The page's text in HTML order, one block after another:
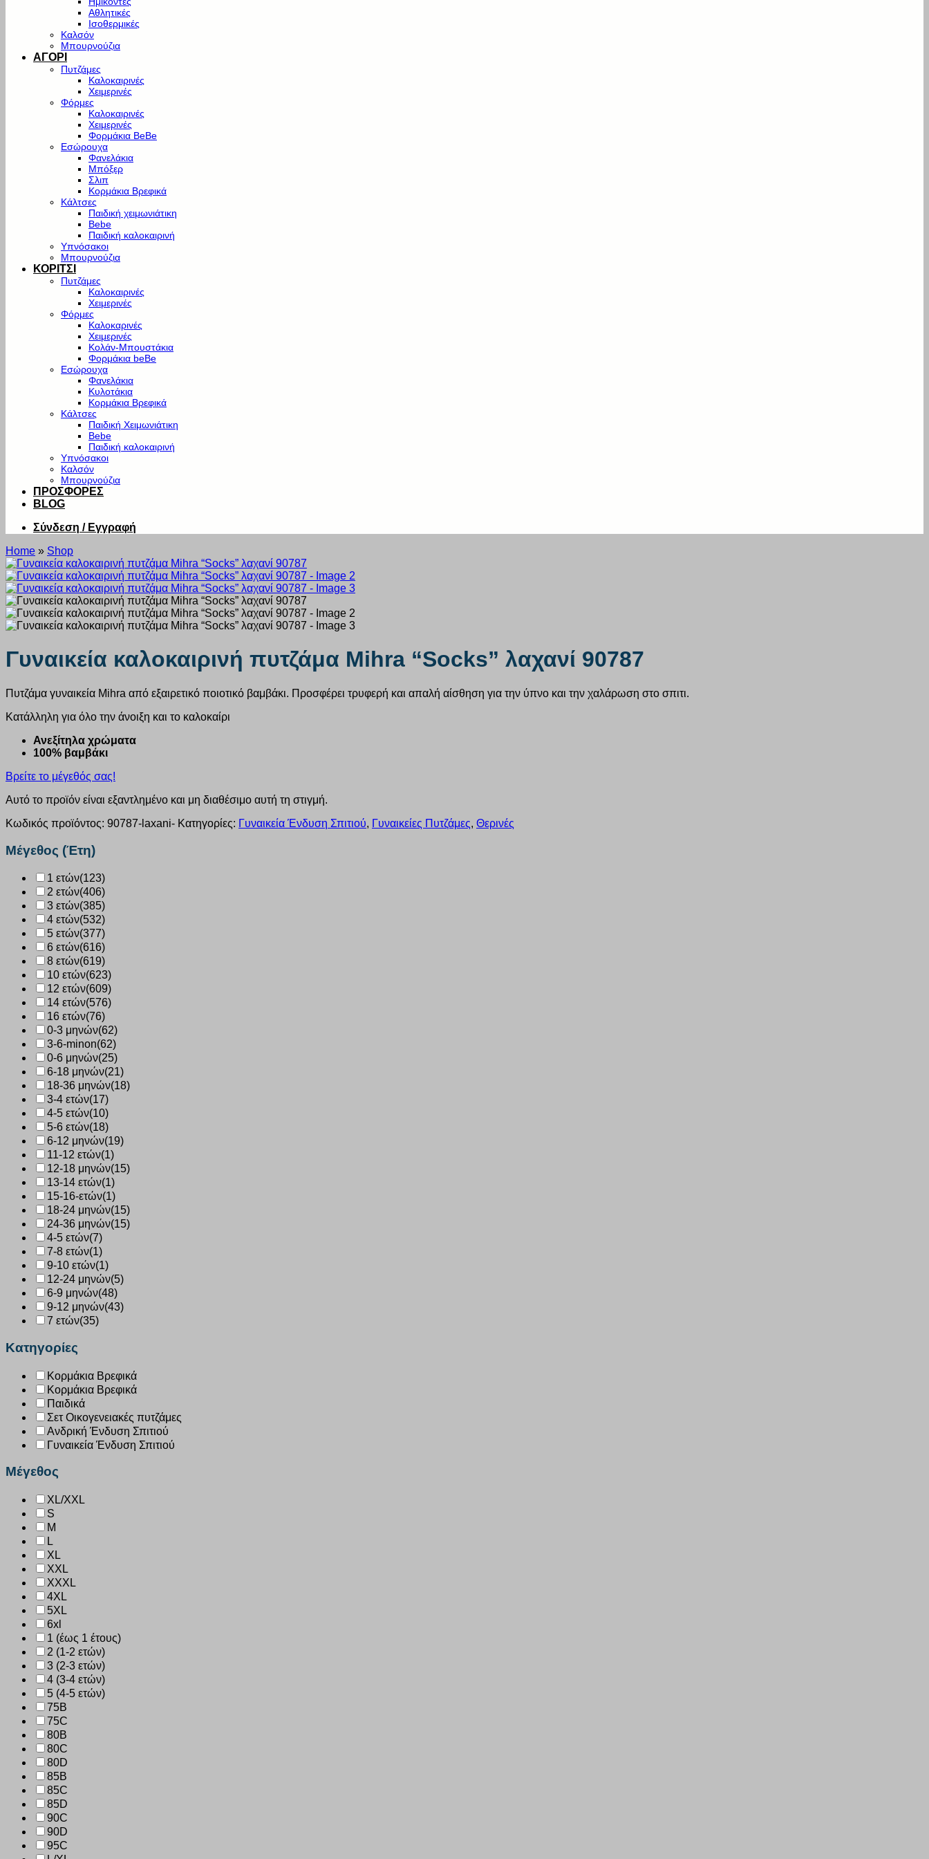
Αθλητικές
Ισοθερμικές
Καλσόν
Μπουρνούζια
ΑΓΟΡΙ
Πυτζάμες
Καλοκαιρινές
Χειμερινές
Φόρμες
Καλοκαιρινές
Χειμερινές
Φορμάκια BeBe
Εσώρουχα
Φανελάκια
Μπόξερ
Σλιπ
Κορμάκια Βρεφικά
Κάλτσες
Παιδική χειμωνιάτικη
Bebe
Παιδική καλοκαιρινή
Υπνόσακοι
Μπουρνούζια
ΚΟΡΙΤΣΙ
Πυτζάμες
Καλοκαιρινές
Χειμερινές
Φόρμες
Καλοκαρινές
Χειμερινές
Κολάν-Μπουστάκια
Φορμάκια beBe
Εσώρουχα
Φανελάκια
Κυλοτάκια
Κορμάκια Βρεφικά
Κάλτσες
Παιδική Χειμωνιάτικη
Bebe
Παιδική καλοκαιρινή
Υπνόσακοι
Καλσόν
Μπουρνούζια
ΠΡΟΣΦΟΡΕΣ
BLOG
Σύνδεση / Εγγραφή
Home » Shop
Γυναικεία καλοκαιρινή πυτζάμα Mihra “Socks” λαχανί 90787
Πυτζάμα γυναικεία Mihra από εξαιρετικό ποιοτικό βαμβάκι. Προσφέρει τρυφερή και απαλή αίσθηση για την ύπνο και την χαλάρωση στο σπιτι.
Κατάλληλη για όλο την άνοιξη και το καλοκαίρι
Ανεξίτηλα χρώματα
100% βαμβάκι
Βρείτε το μέγεθός σας!
Αυτό το προϊόν είναι εξαντλημένο και μη διαθέσιμο αυτή τη στιγμή.
Κωδικός προϊόντος: 90787-laxani- Κατηγορίες: Γυναικεία Ένδυση Σπιτιού, Γυναικείες Πυτζάμες, Θερινές
Μέγεθος (Έτη)
1 ετών(123)
2 ετών(406)
3 ετών(385)
4 ετών(532)
5 ετών(377)
6 ετών(616)
8 ετών(619)
10 ετών(623)
12 ετών(609)
14 ετών(576)
16 ετών(76)
0-3 μηνών(62)
3-6-minon(62)
0-6 μηνών(25)
6-18 μηνών(21)
18-36 μηνών(18)
3-4 ετών(17)
4-5 ετών(10)
5-6 ετών(18)
6-12 μηνών(19)
11-12 ετών(1)
12-18 μηνών(15)
13-14 ετών(1)
15-16-ετών(1)
18-24 μηνών(15)
24-36 μηνών(15)
4-5 ετών(7)
7-8 ετών(1)
9-10 ετών(1)
12-24 μηνών(5)
6-9 μηνών(48)
9-12 μηνών(43)
7 ετών(35)
Κατηγορίες
Κορμάκια Βρεφικά
Κορμάκια Βρεφικά
Παιδικά
Σετ Οικογενειακές πυτζάμες
Ανδρική Ένδυση Σπιτιού
Γυναικεία Ένδυση Σπιτιού
Μέγεθος
XL/XXL
S
M
L
XL
XXL
XXXL
4XL
5XL
6xl
1 (έως 1 έτους)
2 (1-2 ετών)
3 (2-3 ετών)
4 (3-4 ετών)
5 (4-5 ετών)
75B
75C
80B
80C
80D
85B
85C
85D
90C
90D
95C